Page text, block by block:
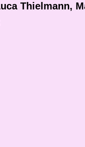
Thielmann,